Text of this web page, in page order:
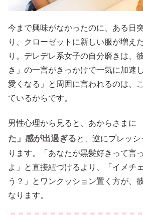
今まで興味がなかったのに、ある日
り、クローゼットに新しい服が増え
り。デレデレ系女子の自分磨きは、
き」の一言がきっかけで一気に加速
愛くなる」と周囲に言われるのは、
ているからです。
男性心理から見ると、あからさまに
た」感が出過ぎると、逆にプレッ
ります。「あなたが黒髪好きって言
よ」と直接紐づけるより、「イメチ
う？」とワンクッション置く方が、
なります。